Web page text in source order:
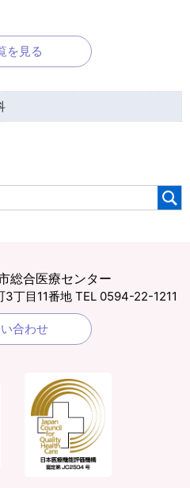
を見る
総合医療センター
3丁目11番地 TEL 0594-22-1211
合わせ